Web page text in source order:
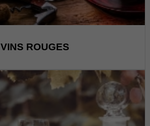
VINS ROUGES